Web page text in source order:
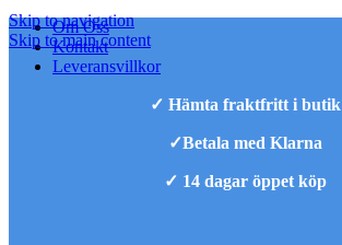
Skip to navigation
Skip to main content
Om Oss
Kontakt
Leveransvillkor
✓ Hämta fraktfritt i butik
✓Betala med Klarna
✓ 14 dagar öppet köp